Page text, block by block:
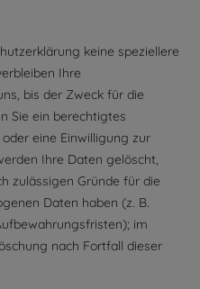
keine speziellere
Ihre
bis der Zweck für die
Sie ein berechtigtes
eine Einwilligung zur
Ihre Daten gelöscht,
zulässigen Gründe für die
Daten haben (z. B.
im
nach Fortfall dieser